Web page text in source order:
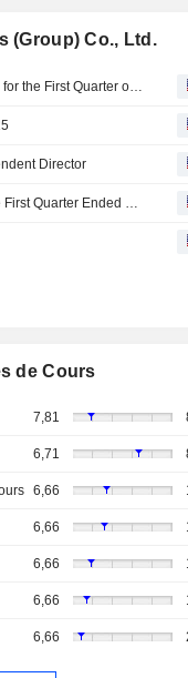
(Group) Co., Ltd.
Director
de Cours
7,81
6,71
6,66
6,66
6,66
6,66
6,66